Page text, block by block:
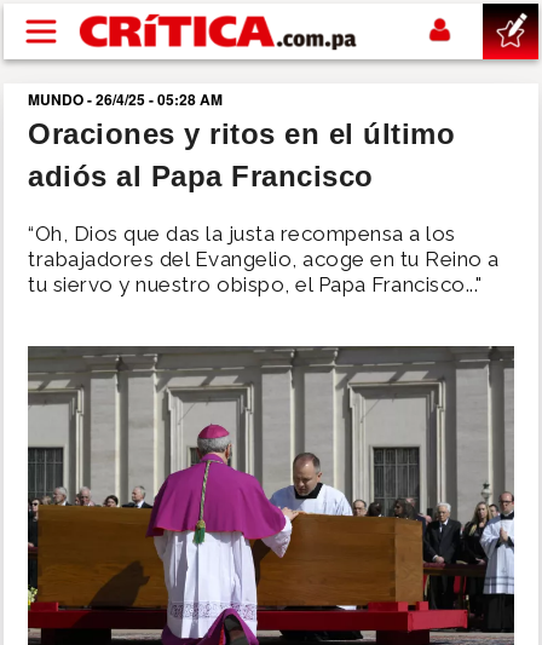
Pasar al contenido principal
buscar
SUCESOS
NACIONAL
SHOW
DEPORTES
MUNDO
INSÓLITAS
MUNDO - 26/4/25 - 05:28 AM
Oraciones y ritos en el último
adiós al Papa Francisco
“Oh, Dios que das la justa recompensa a los
trabajadores del Evangelio, acoge en tu Reino a
tu siervo y nuestro obispo, el Papa Francisco..."